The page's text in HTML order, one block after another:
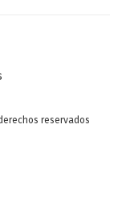
reservados